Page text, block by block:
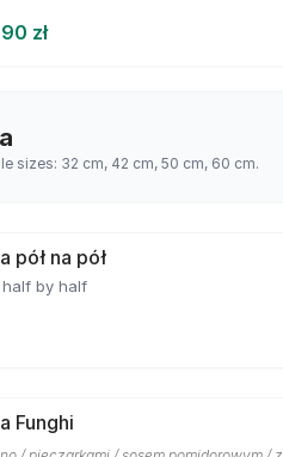
zł
sizes: 32 cm, 42 cm, 50 cm, 60 cm.
pół na pół
half by half
Funghi